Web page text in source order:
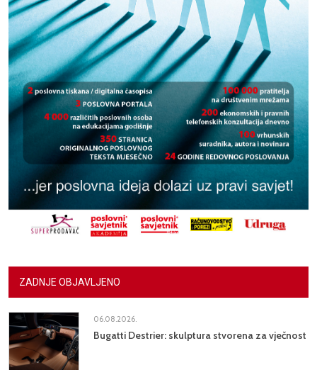
ZADNJE OBJAVLJENO
06.08.2026.
Bugatti Destrier: skulptura stvorena za vječnost